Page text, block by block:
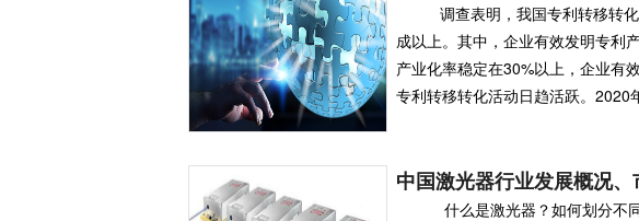
调查表明，我国专利转移转
成以上。其中，企业有效发明专利
产业化率稳定在30%以上，企业
专利转移转化活动日趋活跃。
中国激光器行业发展概况
什么是激光器？如何划分不